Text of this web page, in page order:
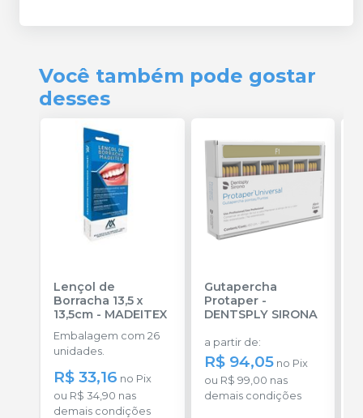
Você também pode gostar
desses
Lençol de
Borracha 13,5 x
13,5cm - MADEITEX
Embalagem com 26
unidades.
R$ 33,16 no Pix
ou R$ 34,90 nas
demais condições
Gutapercha
Protaper-
DENTSPLY SIRONA
a partir de:
R$ 94,05 no Pix
ou R$ 99,00 nas
demais condições